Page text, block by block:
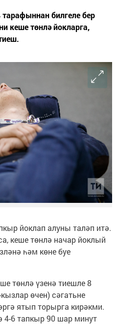
билгеле бер
кеше төнлә йокларга,
йоклап алуны таләп итә.
кеше төнлә начар йоклый
һәм көне буе
төнлә үзенә тиешле 8
өчен) сәгатьне
ятып торырга кирәкми.
4-6 тапкыр 90 шар минут